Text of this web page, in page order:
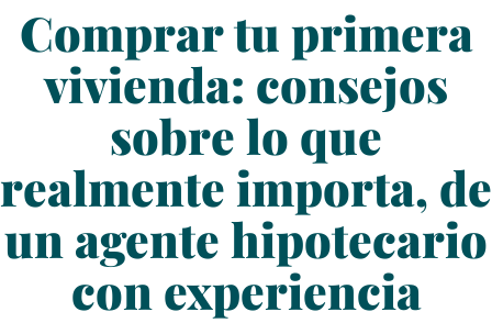
Comprar tu primera
vivienda: consejos
sobre lo que
realmente importa, de
un agente hipotecario
con experiencia